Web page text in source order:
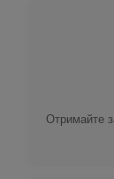
Отримайте